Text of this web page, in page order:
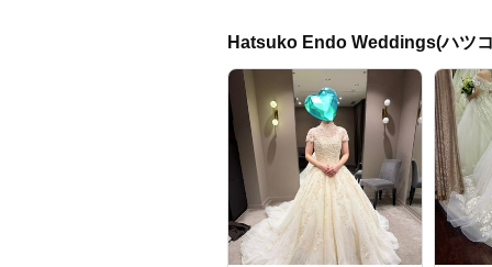
Hatsuko Endo Weddings(ハツ